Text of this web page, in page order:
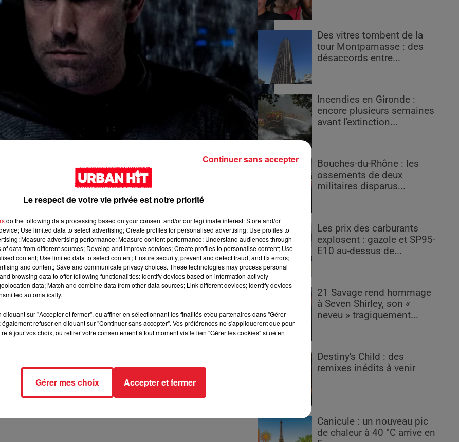
fait un véritable scandale. En effet, de nombreux fans s'étaient
sur leur choix. Malheureusement, ceux-ci ne les ont pas écoutés
le seul véritable pouvoir est d'être richissime.
Cependant, les
la plus correcte des façons.Pour cela, il souhaiterait même
quelqu'un de plus jeune reprendre son rôle.
dans ce film.
Des vitres tombent de la
tour Montparnasse : des
désaccords entre...
Incendies en Gironde :
encore plusieurs semaines
avant l'extinction...
Bouches-du-Rhône : les
ossements de deux
militaires disparus...
Les prix des carburants
explosent : gazole et SP95-
E10 au-dessus de...
21 Savage rend hommage
à Seven Shirley, son «
neveu » tragiquement...
Destiny's Child : des
remixes inédits à venir
Canicule : un nouveau pic
de chaleur à 40 °C arrive en
Le respect de votre vie privée est notre priorité
do the following data processing based on your consent and/or our legitimate interest: Store and/or
Use limited data to select advertising; Create profiles for personalised advertising; Use profiles to
Measure advertising performance; Measure content performance; Understand audiences through
data from different sources; Develop and improve services; Create profiles to personalise content; Use
content; Use limited data to select content; Ensure security, prevent and detect fraud, and fix errors;
and content; Save and communicate privacy choices. These technologies may process personal
browsing data to offer following functionalities: Identify devices based on information actively
data; Match and combine data from other data sources; Link different devices; Identify devices
automatically.
cliquant sur "Accepter et fermer", ou affiner en sélectionnant les finalités et/ou partenaires dans "Gérer
refuser en cliquant sur "Continuer sans accepter". Vos préférences ne s'appliqueront que pour
à jour vos choix, ou retirer votre consentement à tout moment via le lien "Gérer les cookies" situé en
Gérer mes choix Accepter et fermer
Continuer sans accepter